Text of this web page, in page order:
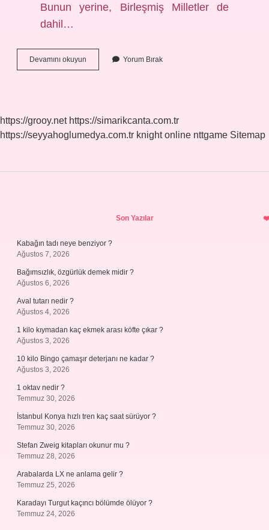
Bunun yerine, Birleşmiş Milletler de
dahil…
Devamını okuyun Kahverengi
Renk
Yorum Bırak
https://grooy.net https://simarikcanta.com.tr
https://seyyahoglumedya.com.tr knight online nttgame Sitemap
Son Yazılar
Kabağın tadı neye benziyor ?
Ağustos 7, 2026
Bağımsızlık, özgürlük demek midir ?
Ağustos 6, 2026
Aval tutarı nedir ?
Ağustos 4, 2026
1 kilo kıymadan kaç ekmek arası köfte çıkar ?
Ağustos 3, 2026
10 kilo Bingo çamaşır deterjanı ne kadar ?
Ağustos 3, 2026
1 oktav nedir ?
Temmuz 30, 2026
İstanbul Konya hızlı tren kaç saat sürüyor ?
Temmuz 30, 2026
Stefan Zweig kitapları okunur mu ?
Temmuz 28, 2026
Arabalarda LX ne anlama gelir ?
Temmuz 25, 2026
Karadayı Turgut kaçıncı bölümde ölüyor ?
Temmuz 24, 2026